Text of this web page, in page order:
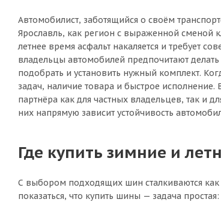
Автомобилист, заботящийся о своём
Ярославль, как регион с выраженной сменой
летнее время асфальт накаляется и требует
владельцы автомобилей предпочитают
подобрать и установить нужный комплект.
задач, наличие товара и быстрое
партнёра как для частных владельцев, так и
них напрямую зависит устойчивость
Где купить зимние и
С выбором подходящих шин сталкиваются
показаться, что купить шины — задача